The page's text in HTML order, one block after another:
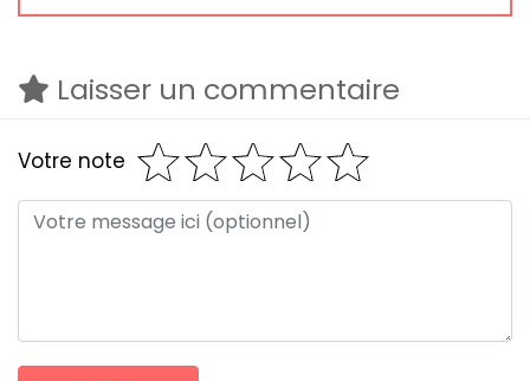
Laisser un commentaire
Votre note